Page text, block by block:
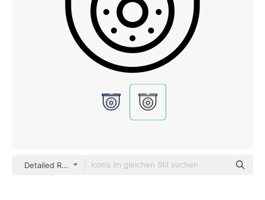
Detailed Rounded Lineal